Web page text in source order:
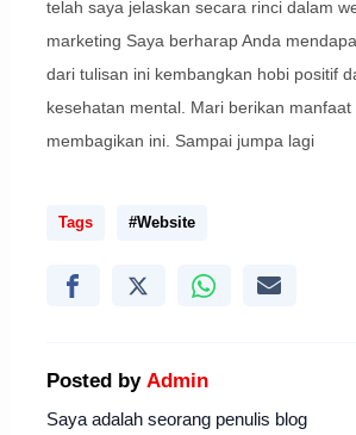
telah saya jelaskan secara rinci dalam
marketing Saya berharap Anda
dari tulisan ini kembangkan hobi positif
kesehatan mental. Mari berikan manfaat
membagikan ini. Sampai jumpa lagi
Tags #Website
Posted by Admin
Saya adalah seorang penulis blog